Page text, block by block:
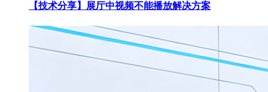
【技术分享】展厅中视频不能播放解决方案